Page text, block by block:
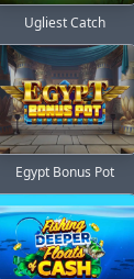
Ugliest Catch
Egypt Bonus Pot